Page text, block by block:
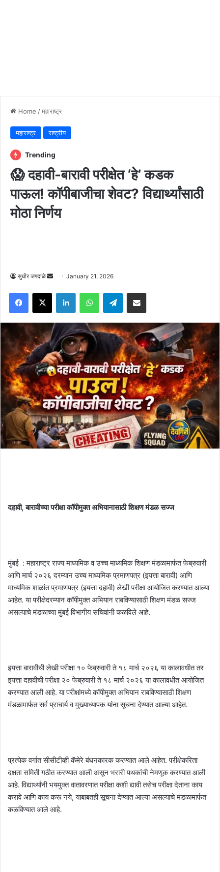
Home /महाराष्ट्र
महाराष्ट्र राष्ट्रीय
Trending
😱 दहावी-बारावी परीक्षेत ‘हे’ कडक
पाऊल! कॉपीबाजीचा शेवट? विद्यार्थ्यांसाठी
मोठा निर्णय
सुधीर जगदाळे
Send
email
January 21, 2026
Facebook
X LinkedInWhatsAppTelegramShare via Email
दहावी, बारावीच्या परीक्षा कॉपीमुक्त अभियानासाठीशिक्षण मंडळ सज्ज
मुंबई : महाराष्ट्र राज्य माध्यमिक व उच्च माध्यमिक शिक्षण मंडळामार्फत फेब्रुवारी
आणि मार्च २०२६ दरम्यान उच्च माध्यमिक प्रमाणपत्र (इयत्ता बारावी) आणि
माध्यमिक शाळांत प्रमाणपत्र (इयत्ता दहावी) लेखी परीक्षा आयोजित करण्यात आल्या
आहेत. या परीक्षेदरम्यान कॉपीमुक्त अभियान राबविण्यासाठी शिक्षण मंडळ सज्ज
असल्याचे मंडळाच्या मुंबई विभागीय सचिवांनी कळविले आहे.
इयत्ता बारावीची लेखी परीक्षा १० फेब्रुवारी ते १८ मार्च २०२६ या कालावधीत तर
इयत्ता दहावीची परीक्षा २० फेब्रुवारी ते १८ मार्च २०२६ या कालावधीत आयोजित
करण्यात आली आहे. या परीक्षांमध्ये कॉपीमुक्त अभियान राबविण्यासाठी शिक्षण
मंडळामार्फत सर्व प्राचार्य व मुख्याध्यापक यांना सूचना देण्यात आल्या आहेत.
प्रत्येक वर्गात सीसीटीव्ही कॅमेरे बंधनकारक करण्यात आले आहेत. परीक्षेकरिता
दक्षता समिती गठीत करण्यात आली असून भरारी पथकांची नेमणूक करण्यात आली
आहे. विद्यार्थ्यांनी भयमुक्त वातावरणात परीक्षा कशी द्यावी तसेच परीक्षा देताना काय
करावे आणि काय करू नये, याबाबतही सूचना देण्यात आल्या असल्याचे मंडळामार्फत
कळविण्यात आले आहे.